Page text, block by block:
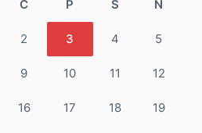
C P S N
2 3 4 5
9 10 11 12
16 17 18 19